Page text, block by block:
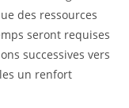
des ressources
seront requises
successives vers
un renfort